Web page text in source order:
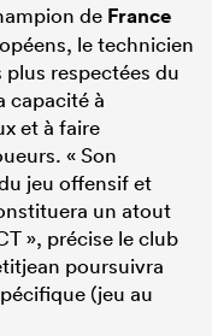
de France
le technicien
plus respectées du
capacité à
et à faire
« Son
jeu offensif et
un atout
», précise le club
poursuivra
(jeu au